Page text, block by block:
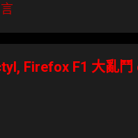
Windows 寫好 On-
CapSee ，至於 Linux
lock-keys-applet ，但
的直覺。
Firefox F1 大亂鬥